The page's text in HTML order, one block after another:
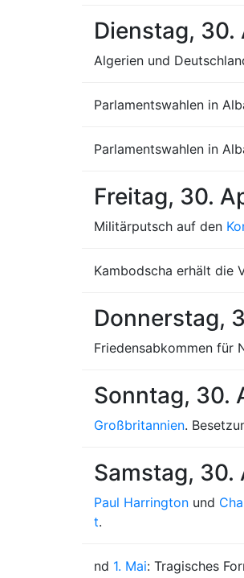
Dienstag,
Algerien und
Parlamentswahlen in
Parlamentswahlen in
Freitag, 30.
Militärputsch auf den
Kambodscha erhält die
Donnerstag,
Friedensabkommen für
Sonntag, 30.
Großbritannien.
Samstag, 30.
Paul Harrington und
t.
nd 1. Mai: Tragisches